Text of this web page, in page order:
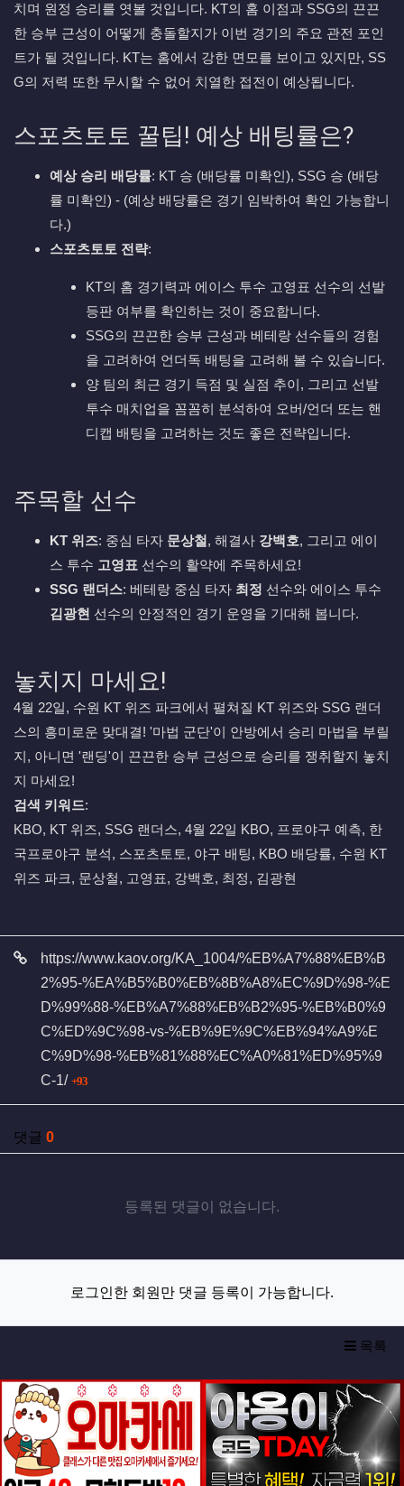
치며 원정 승리를 엿볼 것입니다. KT의 홈 이점과 SSG의 끈끈
한 승부 근성이 어떻게 충돌할지가 이번 경기의 주요 관전 포인
트가 될 것입니다. KT는 홈에서 강한 면모를 보이고 있지만, SS
G의 저력 또한 무시할 수 없어 치열한 접전이 예상됩니다.
스포츠토토 꿀팁! 예상 배팅률은?
예상 승리 배당률: KT 승 (배당률 미확인), SSG 승 (배당
률 미확인) - (예상 배당률은 경기 임박하여 확인 가능합니
다.)
스포츠토토 전략:
KT의 홈 경기력과 에이스 투수 고영표 선수의 선발
등판 여부를 확인하는 것이 중요합니다.
SSG의 끈끈한 승부 근성과 베테랑 선수들의 경험
을 고려하여 언더독 배팅을 고려해 볼 수 있습니다.
양 팀의 최근 경기 득점 및 실점 추이, 그리고 선발
투수 매치업을 꼼꼼히 분석하여 오버/언더 또는 핸
디캡 배팅을 고려하는 것도 좋은 전략입니다.
주목할 선수
KT 위즈: 중심 타자 문상철, 해결사 강백호, 그리고 에이
스 투수 고영표 선수의 활약에 주목하세요!
SSG 랜더스: 베테랑 중심 타자 최정 선수와 에이스 투수
김광현 선수의 안정적인 경기 운영을 기대해 봅니다.
놓치지 마세요!
4월 22일, 수원 KT 위즈 파크에서 펼쳐질 KT 위즈와 SSG 랜더
스의 흥미로운 맞대결! '마법 군단'이 안방에서 승리 마법을 부릴
지, 아니면 '랜딩'이 끈끈한 승부 근성으로 승리를 쟁취할지 놓치
지 마세요!
검색 키워드:
KBO, KT 위즈, SSG 랜더스, 4월 22일 KBO, 프로야구 예측, 한
국프로야구 분석, 스포츠토토, 야구 배팅, KBO 배당률, 수원 KT
위즈 파크, 문상철, 고영표, 강백호, 최정, 김광현
관련자료https://www.kaov.org/KA_1004/%EB%A7%88%EB%B
2%95-%EA%B5%B0%EB%8B%A8%EC%9D%98-%E
D%99%88-%EB%A7%88%EB%B2%95-%EB%B0%9
C%ED%9C%98-vs-%EB%9E%9C%EB%94%A9%E
C%9D%98-%EB%81%88%EC%A0%81%ED%95%9
C-1/
93회 연결
댓글 0
등록된 댓글이 없습니다.
로그인한 회원만 댓글 등록이 가능합니다.
목록